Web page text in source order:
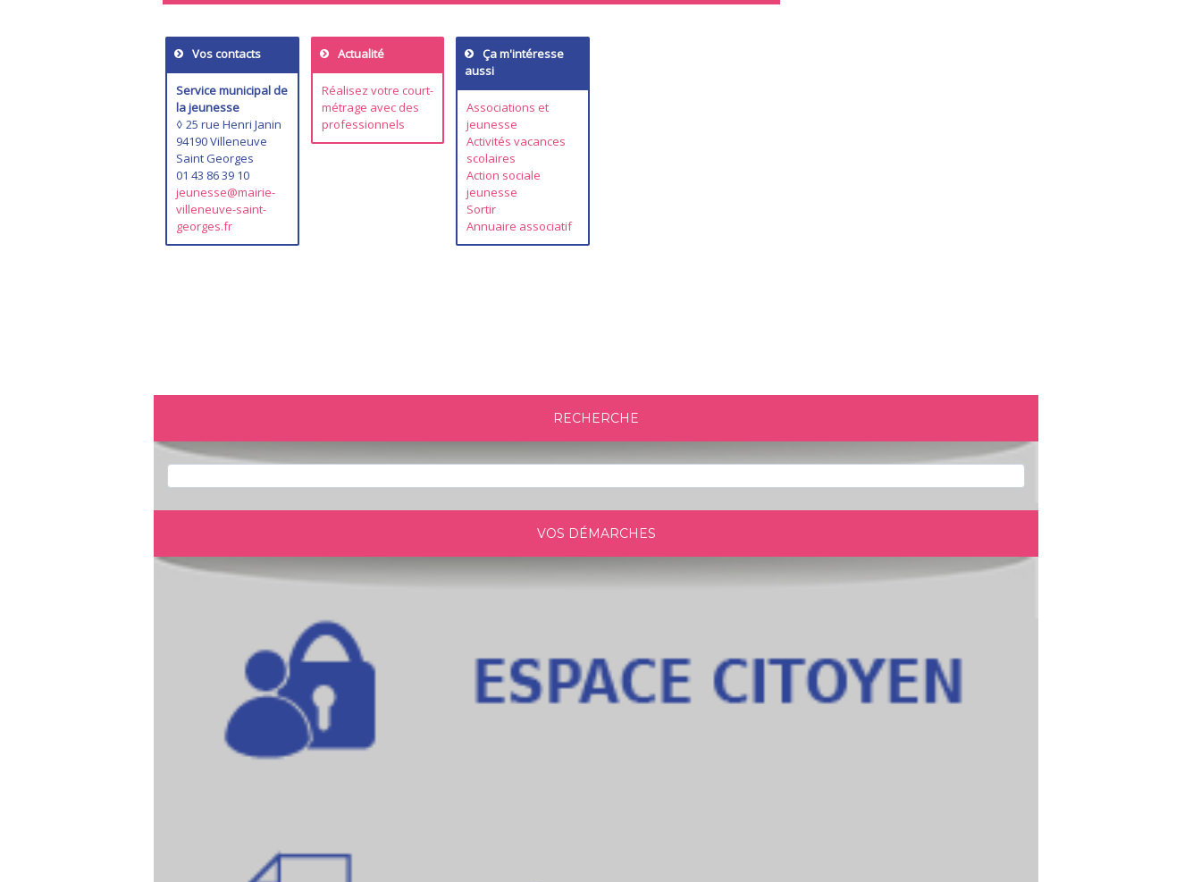
Vos contacts
Service municipal de
la jeunesse
◊ 25 rue Henri Janin
94190 Villeneuve
Saint Georges
01 43 86 39 10
jeunesse@mairie-
villeneuve-saint-
georges.fr
Actualité
Réalisez votre court-
métrage avec des
professionnels
Ça m'intéresse
aussi
Associations et
jeunesse
Activités vacances
scolaires
Action sociale
jeunesse
Sortir
Annuaire associatif
RECHERCHE
VOS DÉMARCHES